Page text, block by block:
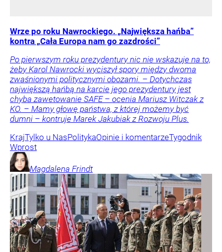
Wrze po roku Nawrockiego. „Największa hańba”
kontra „Cała Europa nam go zazdrości”
Po pierwszym roku prezydentury nic nie wskazuje na to,
żeby Karol Nawrocki wyciszył spory między dwoma
zwaśnionymi politycznymi obozami. – Dotychczas
największą hańbą na karcie jego prezydentury jest
chyba zawetowanie SAFE – ocenia Mariusz Witczak z
KO. – Mamy głowę państwa, z której możemy być
dumni – kontruje Marek Jakubiak z Rozwoju Plus.
KrajTylko u NasPolitykaOpinie i komentarzeTygodnik
Wprost
Magdalena Frindt